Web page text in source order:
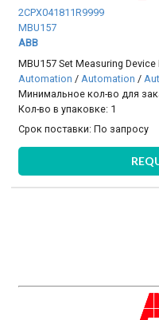
2CPX041811R9999
MBU157
ABB
MBU157 Set Measuring
Automation / Automation /
Минимальное кол-во для
Кол-во в упаковке: 1
Срок поставки:По запросу